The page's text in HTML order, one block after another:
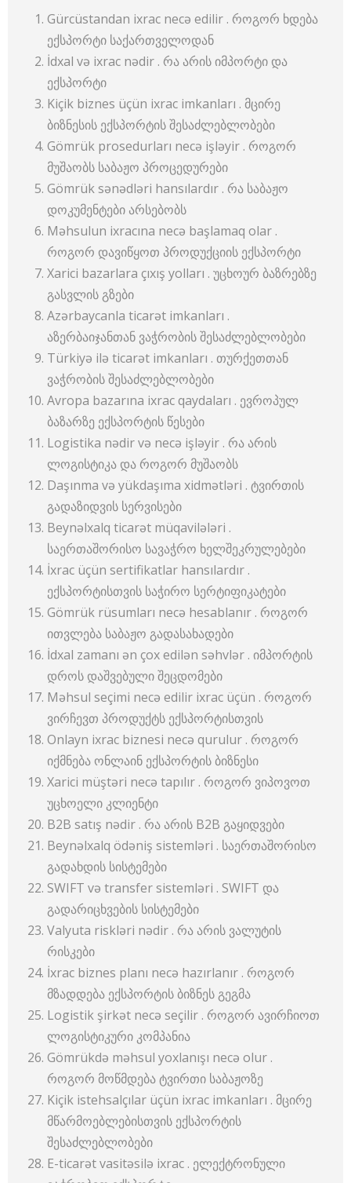
Gürcüstandan ixrac necə edilir . როგორ ხდება
ექსპორტი საქართველოდან
İdxal və ixrac nədir . რა არის იმპორტი და
ექსპორტი
Kiçik biznes üçün ixrac imkanları . მცირე
ბიზნესის ექსპორტის შესაძლებლობები
Gömrük prosedurları necə işləyir . როგორ
მუშაობს საბაჟო პროცედურები
Gömrük sənədləri hansılardır . რა საბაჟო
დოკუმენტები არსებობს
Məhsulun ixracına necə başlamaq olar .
როგორ დავიწყოთ პროდუქციის ექსპორტი
Xarici bazarlara çıxış yolları . უცხოურ ბაზრებზე
გასვლის გზები
Azərbaycanla ticarət imkanları .
აზერბაიჯანთან ვაჭრობის შესაძლებლობები
Türkiyə ilə ticarət imkanları . თურქეთთან
ვაჭრობის შესაძლებლობები
Avropa bazarına ixrac qaydaları . ევროპულ
ბაზარზე ექსპორტის წესები
Logistika nədir və necə işləyir . რა არის
ლოგისტიკა და როგორ მუშაობს
Daşınma və yükdaşıma xidmətləri . ტვირთის
გადაზიდვის სერვისები
Beynəlxalq ticarət müqavilələri .
საერთაშორისო სავაჭრო ხელშეკრულებები
İxrac üçün sertifikatlar hansılardır .
ექსპორტისთვის საჭირო სერტიფიკატები
Gömrük rüsumları necə hesablanır . როგორ
ითვლება საბაჟო გადასახადები
İdxal zamanı ən çox edilən səhvlər . იმპორტის
დროს დაშვებული შეცდომები
Məhsul seçimi necə edilir ixrac üçün . როგორ
ვირჩევთ პროდუქტს ექსპორტისთვის
Onlayn ixrac biznesi necə qurulur . როგორ
იქმნება ონლაინ ექსპორტის ბიზნესი
Xarici müştəri necə tapılır . როგორ ვიპოვოთ
უცხოელი კლიენტი
B2B satış nədir . რა არის B2B გაყიდვები
Beynəlxalq ödəniş sistemləri . საერთაშორისო
გადახდის სისტემები
SWIFT və transfer sistemləri . SWIFT და
გადარიცხვების სისტემები
Valyuta riskləri nədir . რა არის ვალუტის
რისკები
İxrac biznes planı necə hazırlanır . როგორ
მზადდება ექსპორტის ბიზნეს გეგმა
Logistik şirkət necə seçilir . როგორ ავირჩიოთ
ლოგისტიკური კომპანია
Gömrükdə məhsul yoxlanışı necə olur .
როგორ მოწმდება ტვირთი საბაჟოზე
Kiçik istehsalçılar üçün ixrac imkanları . მცირე
მწარმოებლებისთვის ექსპორტის
შესაძლებლობები
E-ticarət vasitəsilə ixrac . ელექტრონული